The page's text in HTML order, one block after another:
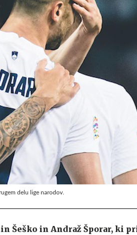
delu lige narodov.
Šeško in Andraž Šporar, ki